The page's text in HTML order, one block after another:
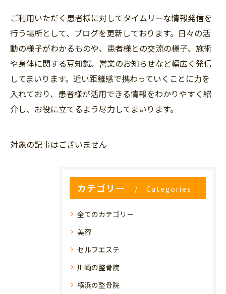
ご利用いただく患者様に対してタイムリーな情報発信を
行う場所として、ブログを更新しております。日々の活
動の様子がわかるものや、患者様との交流の様子、施術
や身体に関する豆知識、営業のお知らせなど幅広く発信
してまいります。近い距離感で携わっていくことに力を
入れており、患者様が活用できる情報をわかりやすく紹
介し、お役に立てるよう尽力してまいります。
対象の記事はございません
カテゴリー Categories
全てのカテゴリー
美容
セルフエステ
川崎の整骨院
横浜の整骨院